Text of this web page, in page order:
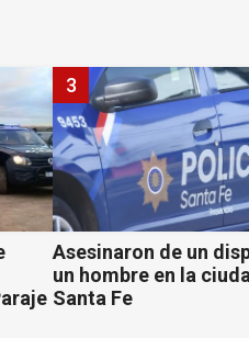
Asesinaron de un
un hombre en la
Santa Fe
3